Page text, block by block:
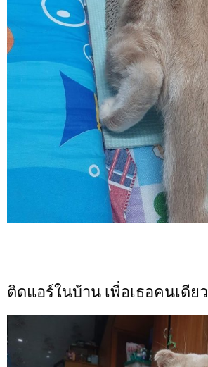
ติดแอร์ในบ้าน เพื่อเธอคนเดียว